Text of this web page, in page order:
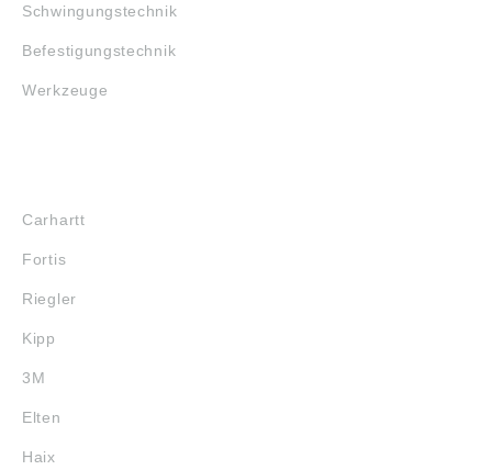
Schwingungstechnik
Befestigungstechnik
Werkzeuge
Carhartt
Fortis
Riegler
Kipp
3M
Elten
Haix